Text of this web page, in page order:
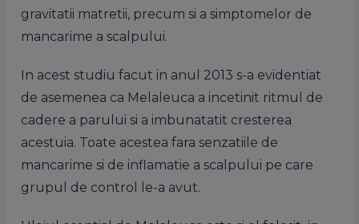
gravitatii matretii, precum si a simptomelor de
mancarime a scalpului.
In acest studiu facut in anul 2013 s-a evidentiat
de asemenea ca Melaleuca a incetinit ritmul de
cadere a parului si a imbunatatit cresterea
acestuia. Toate acestea fara senzatiile de
mancarime si de inflamatie a scalpului pe care
grupul de control le-a avut.